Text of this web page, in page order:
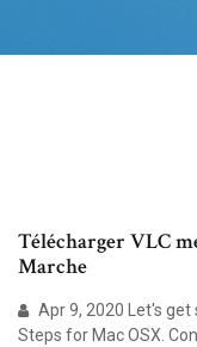
Télécharger VLC
Marche
Apr 9, 2020 Let's
Steps for Mac OSX.